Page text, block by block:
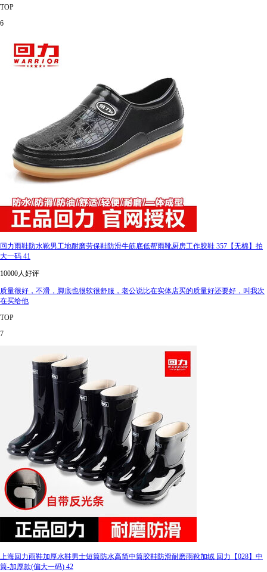
TOP
6
回力雨鞋防水靴男工地耐磨劳保鞋防滑牛筋底低帮雨靴厨房工作胶鞋 357【无棉】拍
大一码 41
10000人好评
质量很好，不滑，脚底也很软很舒服，老公说比在实体店买的质量好还要好，叫我次
在买给他
TOP
7
上海回力雨鞋加厚水鞋男士短筒防水高筒中筒胶鞋防滑耐磨雨靴加绒 回力【028】中
筒-加厚款(偏大一码) 42